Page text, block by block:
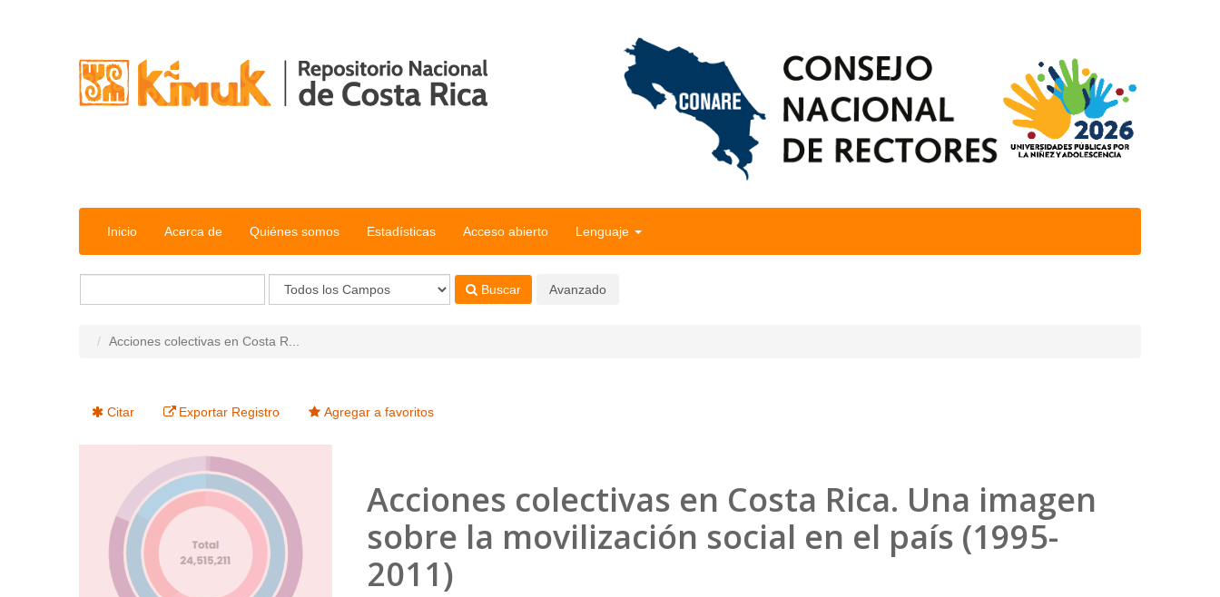
Inicio Acerca de Quiénes somos Estadísticas Acceso abierto Lenguaje
Buscar Avanzado
Acciones colectivas en Costa R...
Citar Exportar Registro Agregar a favoritos
Acciones colectivas en Costa Rica. Una imagen
sobre la movilización social en el país (1995-
2011)